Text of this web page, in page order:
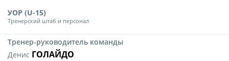
УОР (U-15)
Тренерский штаб и персонал
Тренер-руководитель команды
Денис ГОЛАЙДО